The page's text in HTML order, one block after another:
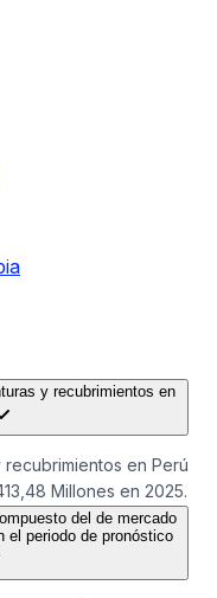
y recubrimientos en
en Perú
Millones en 2025.
del de mercado
el periodo de pronóstico